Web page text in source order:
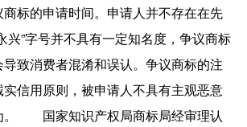
标的申请时间。申请人并不存在在先
兴”字号并不具有一定知名度，争议商标
致消费者混淆和误认。争议商标的注
信用原则，被申请人不具有主观恶意
国家知识产权局商标局经审理认